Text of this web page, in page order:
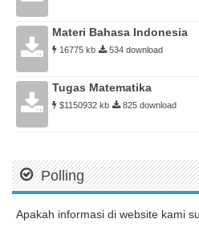
Materi Bahasa Indonesia
16775 kb 534 download
Tugas Matematika
$1150932 kb 825 download
Polling
Apakah informasi di website kami